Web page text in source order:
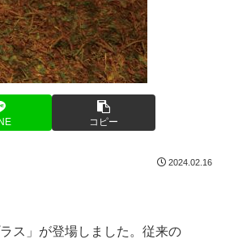
コピー
2024.02.16
ス」が登場しました。従来の